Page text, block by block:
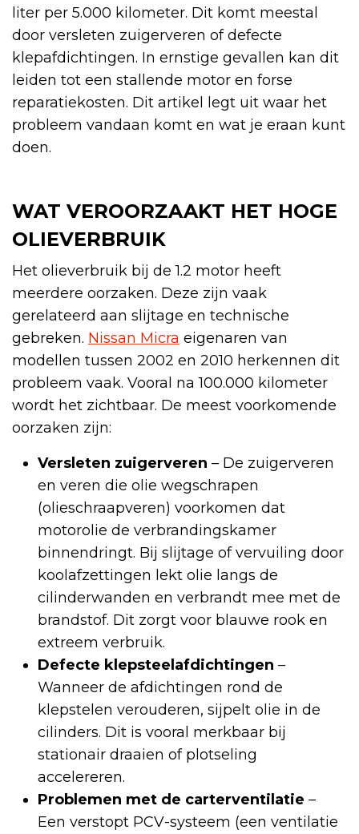
liter per 5.000 kilometer. Dit komt meestal
door versleten zuigerveren of defecte
klepafdichtingen. In ernstige gevallen kan dit
leiden tot een stallende motor en forse
reparatiekosten. Dit artikel legt uit waar het
probleem vandaan komt en wat je eraan kunt
doen.
WAT VEROORZAAKT HET HOGE
OLIEVERBRUIK
Het olieverbruik bij de 1.2 motor heeft
meerdere oorzaken. Deze zijn vaak
gerelateerd aan slijtage en technische
gebreken. Nissan Micra eigenaren van
modellen tussen 2002 en 2010 herkennen dit
probleem vaak. Vooral na 100.000 kilometer
wordt het zichtbaar. De meest voorkomende
oorzaken zijn:
Versleten zuigerveren – De zuigerveren
en veren die olie wegschrapen
(olieschraapveren) voorkomen dat
motorolie de verbrandingskamer
binnendringt. Bij slijtage of vervuiling door
koolafzettingen lekt olie langs de
cilinderwanden en verbrandt mee met de
brandstof. Dit zorgt voor blauwe rook en
extreem verbruik.
Defecte klepsteelafdichtingen –
Wanneer de afdichtingen rond de
klepstelen verouderen, sijpelt olie in de
cilinders. Dit is vooral merkbaar bij
stationair draaien of plotseling
accelereren.
Problemen met de carterventilatie –
Een verstopt PCV-systeem (een ventilatie